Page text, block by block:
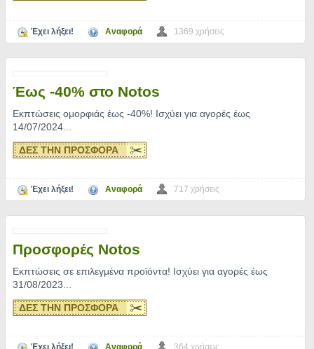
Έχει λήξει! Αναφορά 1369 χρήσεις
Έως -40% στο Notos
Εκπτώσεις ομορφιάς έως -40%! Ισχύει για αγορές έως
14/07/2024.
ΔΕΣ ΤΗΝ ΠΡΟΣΦΟΡΑ
Έχει λήξει! Αναφορά 717 χρήσεις
Προσφορές Notos
Εκπτώσεις σε επιλεγμένα προϊόντα! Ισχύει για αγορές έως
31/08/2023.
ΔΕΣ ΤΗΝ ΠΡΟΣΦΟΡΑ
Έχει λήξει! Αναφορά 364 χρήσεις